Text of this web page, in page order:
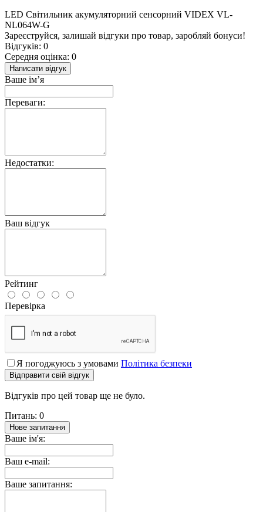
LED Світильник акумуляторний сенсорний VIDEX VL-
NL064W-G
Зареєструйся, залишай відгуки про товар, заробляй бонуси!
Відгуків: 0
Середня оцінка: 0
Написати відгук
Ваше ім’я
Переваги:
Недостатки:
Ваш відгук
Рейтинг
Перевірка
Я погоджуюсь з умовами Політика безпеки
Відправити свій відгук
Відгуків про цей товар ще не було.
Питань: 0
Нове запитання
Ваше ім'я:
Ваш e-mail:
Ваше запитання: